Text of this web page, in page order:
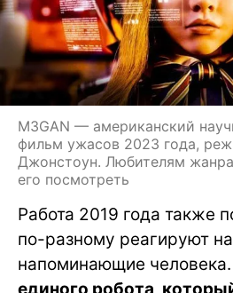
M3GAN — американский
фильм ужасов 2023 года,
Джонстоун. Любителям
его посмотреть
Работа 2019 года также
по-разному реагируют
напоминающие человека.